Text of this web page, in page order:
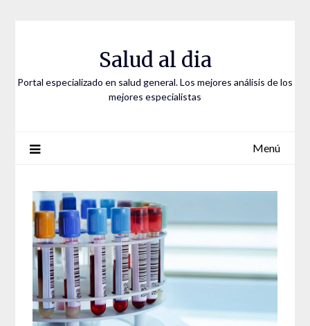
Salud al dia
Portal especializado en salud general. Los mejores análisis de los
mejores especialistas
Menú